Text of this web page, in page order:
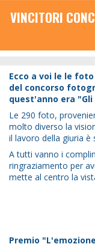
VINCITORI
Ecco a voi le le foto
del concorso
quest'anno era
Le 290 foto,
molto diverso la
il lavoro della giuria è
A tutti vanno i
ringraziamento per
mette al centro la
Premio